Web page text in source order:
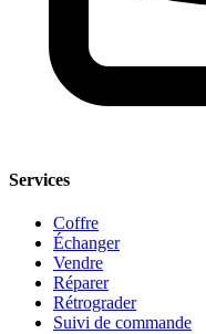
Services
Coffre
Échanger
Vendre
Réparer
Rétrograder
Suivi de commande